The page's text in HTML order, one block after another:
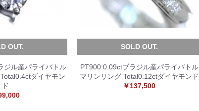
OUT.
ジル産パライバトル
ダイヤモン
ド
SOLD OUT.
PT900 0.09ctブラジル産パライバトル
マリンリング Total0.12ctダイヤモンド
￥137,500